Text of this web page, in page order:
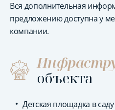
Вся дополнительная
предложению доступна у
компании.
объекта
Детская площадка в саду